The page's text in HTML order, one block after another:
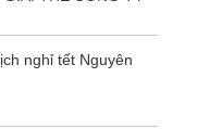
nghỉ tết Nguyên